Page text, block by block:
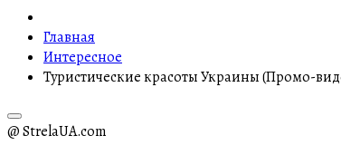
Главная
Интересное
Туристические красоты Украины (Промо-
@ StrelaUA.com